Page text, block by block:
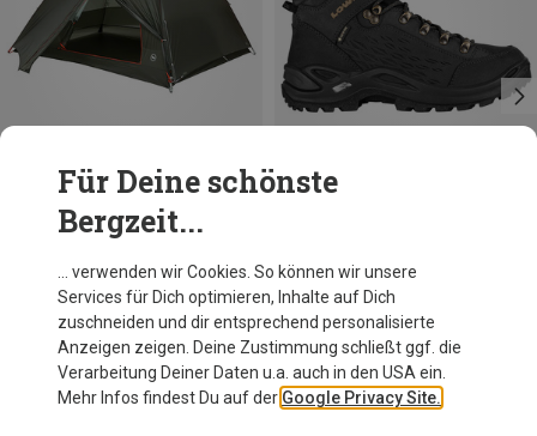
Du sparst 10%
Für Deine schönste
Bergzeit...
… verwenden wir Cookies. So können wir unsere
Services für Dich optimieren, Inhalte auf Dich
zuschneiden und dir entsprechend personalisierte
Anzeigen zeigen. Deine Zustimmung schließt ggf. die
Verarbeitung Deiner Daten u.a. auch in den USA ein.
Mehr Infos findest Du auf der Google Privacy Site.